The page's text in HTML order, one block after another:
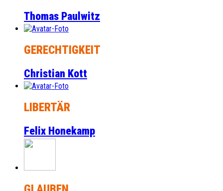
Thomas Paulwitz
GERECHTIGKEIT
Christian Kott
LIBERTÄR
Felix Honekamp